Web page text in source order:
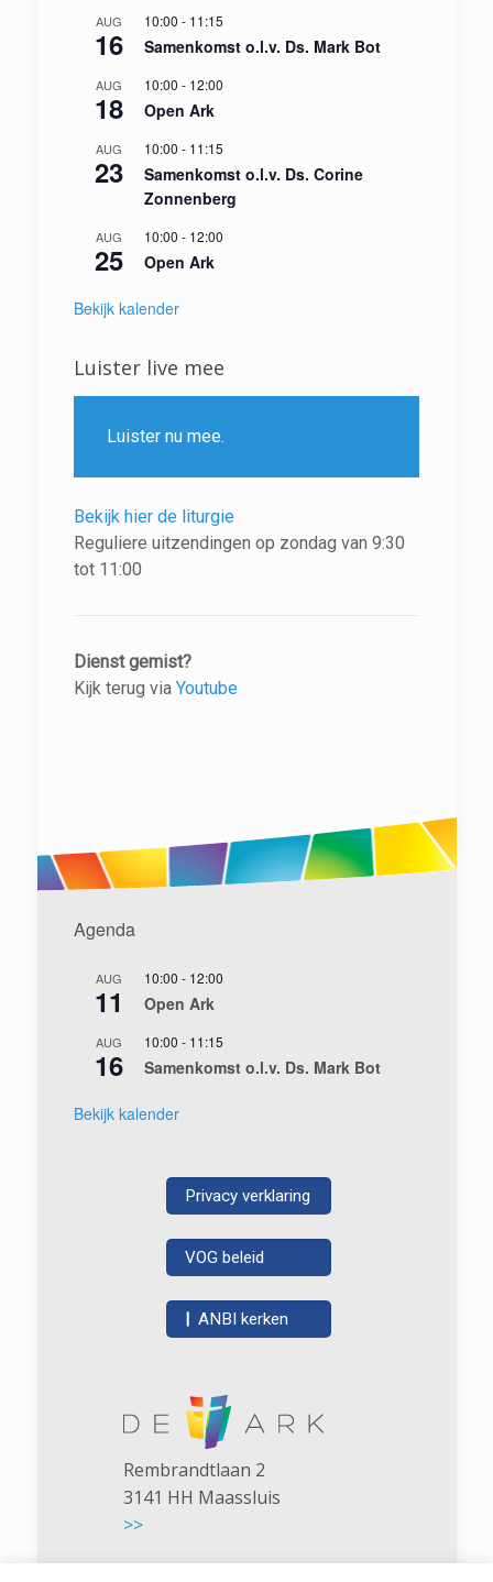
AUG
16
10:00 - 11:15
Samenkomst o.l.v. Ds. Mark Bot
AUG
18
10:00 - 12:00
Open Ark
AUG
23
10:00 - 11:15
Samenkomst o.l.v. Ds. Corine
Zonnenberg
AUG
25
10:00 - 12:00
Open Ark
Bekijk kalender
Luister live mee
Luister nu mee.
Bekijk hier de liturgie
Reguliere uitzendingen op zondag van 9:30
tot 11:00
Dienst gemist?
Kijk terug via Youtube
Agenda
AUG
11
10:00 - 12:00
Open Ark
AUG
16
10:00 - 11:15
Samenkomst o.l.v. Ds. Mark Bot
Bekijk kalender
Privacy verklaring
VOG beleid
|ANBI kerken
Rembrandtlaan 2
3141 HH Maassluis
>>